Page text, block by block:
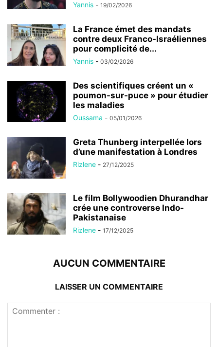
Yannis - 19/02/2026
La France émet des mandats
contre deux Franco-Israéliennes
pour complicité de...
Yannis - 03/02/2026
Des scientifiques créent un «
poumon-sur-puce » pour étudier
les maladies
Oussama - 05/01/2026
Greta Thunberg interpellée lors
d’une manifestation à Londres
Rizlene - 27/12/2025
Le film Bollywoodien Dhurandhar
crée une controverse Indo-
Pakistanaise
Rizlene - 17/12/2025
AUCUN COMMENTAIRE
LAISSER UN COMMENTAIRE